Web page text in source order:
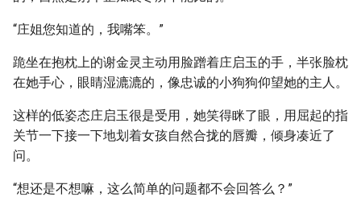
“庄姐您知道的，我嘴笨。”
跪坐在抱枕上的谢金灵主动用脸蹭着庄启玉的手，半张脸枕
在她手心，眼睛湿漉漉的，像忠诚的小狗狗仰望她的主人。
这样的低姿态庄启玉很是受用，她笑得眯了眼，用屈起的指
关节一下接一下地划着女孩自然合拢的唇瓣，倾身凑近了
问。
“想还是不想嘛，这么简单的问题都不会回答么？”